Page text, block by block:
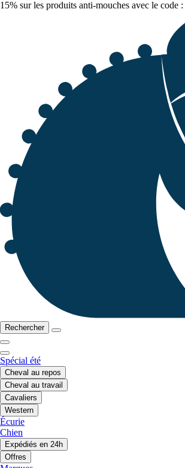
15% sur les produits anti-mouches avec le code :
Rechercher
Spécial été
Cheval au repos
Cheval au travail
Cavaliers
Western
Écurie
Chien
Expédiés en 24h
Offres